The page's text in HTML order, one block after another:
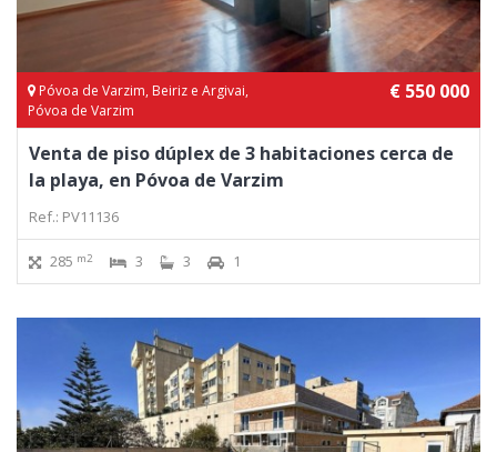
Póvoa de Varzim, Beiriz e Argivai,
Póvoa de Varzim
€ 550 000
Venta de piso dúplex de 3 habitaciones cerca de
la playa, en Póvoa de Varzim
Ref.: PV11136
285 m2 3 3 1